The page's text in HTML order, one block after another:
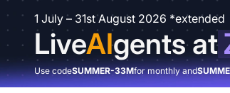
1 July – 31st August 2026 *extended
LiveAIgents at
Use codeSUMMER-33Mfor monthly and